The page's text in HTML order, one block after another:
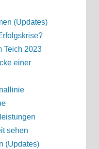
(Updates)
Teich 2023
einer
sehen
(Updates)